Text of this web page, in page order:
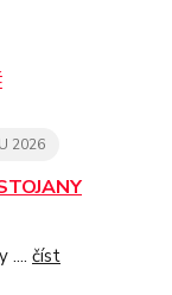
2026
.... číst